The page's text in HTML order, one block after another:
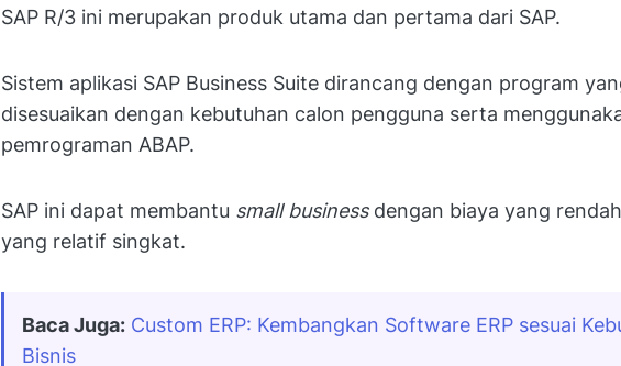
SAP R/3 ini merupakan produk utama dan pertama dari SAP.
Sistem aplikasi SAP Business Suite dirancang dengan program
disesuaikan dengan kebutuhan calon pengguna serta
pemrograman ABAP.
SAP ini dapat membantu small businessdengan biaya yang
yang relatif singkat.
Baca Juga: Custom ERP: Kembangkan Software ERP sesuai
Bisnis